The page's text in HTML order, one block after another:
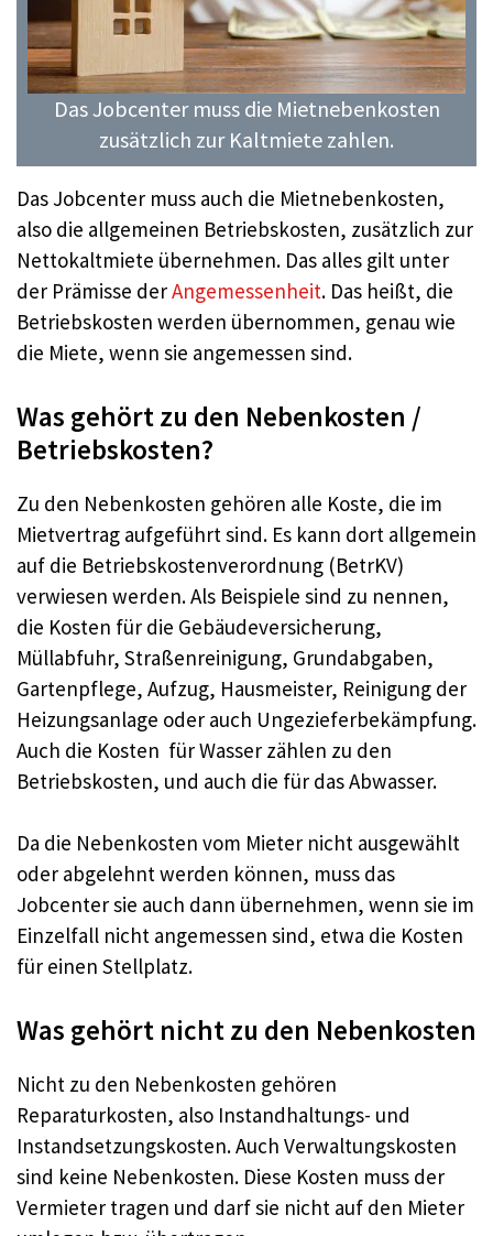
Das Jobcenter muss die Mietnebenkosten
zusätzlich zur Kaltmiete zahlen.
Das Jobcenter muss auch die Mietnebenkosten,
also die allgemeinen Betriebskosten, zusätzlich zur
Nettokaltmiete übernehmen. Das alles gilt unter
der Prämisse derAngemessenheit. Das heißt, die
Betriebskosten werden übernommen, genau wie
die Miete, wenn sie angemessen sind.
Was gehört zu den Nebenkosten /
Betriebskosten?
Zu den Nebenkosten gehören alle Koste, die im
Mietvertrag aufgeführt sind. Es kann dort allgemein
auf die Betriebskostenverordnung (BetrKV)
verwiesen werden. Als Beispiele sind zu nennen,
die Kosten für die Gebäudeversicherung,
Müllabfuhr, Straßenreinigung, Grundabgaben,
Gartenpflege, Aufzug, Hausmeister, Reinigung der
Heizungsanlage oder auch Ungezieferbekämpfung.
Auch die Kosten für Wasser zählen zu den
Betriebskosten, und auch die für das Abwasser.
Da die Nebenkosten vom Mieter nicht ausgewählt
oder abgelehnt werden können, muss das
Jobcenter sie auch dann übernehmen, wenn sie im
Einzelfall nicht angemessen sind, etwa die Kosten
für einen Stellplatz.
Was gehört nicht zu den Nebenkosten
Nicht zu den Nebenkosten gehören
Reparaturkosten, also Instandhaltungs- und
Instandsetzungskosten. Auch Verwaltungskosten
sind keine Nebenkosten. Diese Kosten muss der
Vermieter tragen und darf sie nicht auf den Mieter